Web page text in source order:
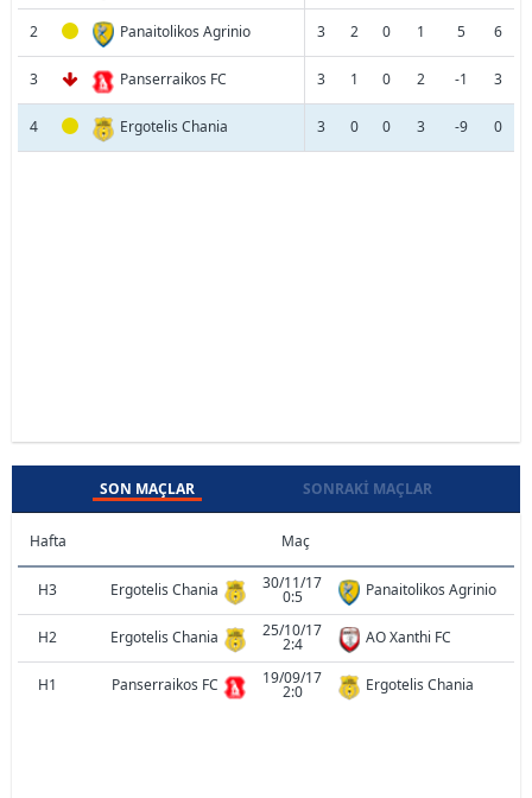
2 Panaitolikos Agrinio 3 2 0 1 5 6
3 Panserraikos FC 3 1 0 2 -1 3
4 Ergotelis Chania 3 0 0 3 -9 0
SON MAÇLAR SONRAKI MAÇLAR
Hafta Maç
H3 Ergotelis Chania 30/11/17
0:5 Panaitolikos Agrinio
H2 Ergotelis Chania 25/10/17
2:4 AO Xanthi FC
H1 Panserraikos FC 19/09/17
2:0 Ergotelis Chania